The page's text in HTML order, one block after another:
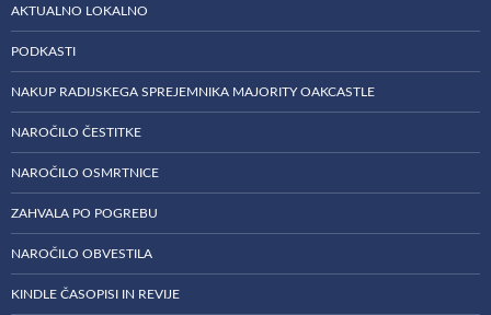
AKTUALNO LOKALNO
PODKASTI
NAKUP RADIJSKEGA SPREJEMNIKA MAJORITY OAKCASTLE
NAROČILO ČESTITKE
NAROČILO OSMRTNICE
ZAHVALA PO POGREBU
NAROČILO OBVESTILA
KINDLE ČASOPISI IN REVIJE